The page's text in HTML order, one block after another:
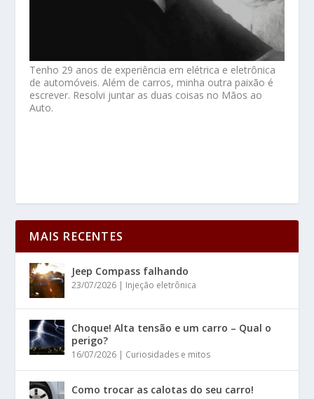
Tenho 29 anos de experiência em elétrica e eletrônica
de automóveis. Além de carros, minha outra paixão é
escrever. Resolvi juntar as duas coisas no Mãos ao
Auto.
MAIS RECENTES
Jeep Compass falhando
23/07/2026 | Injeção eletrônica
Choque! Alta tensão e um carro – Qual o
perigo?
16/07/2026 | Curiosidades e mitos
Como trocar as calotas do seu carro!